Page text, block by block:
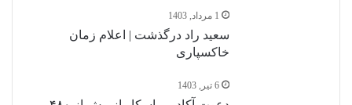
1 مرداد, 1403
سعید راد درگذشت | اعلام زمان
خاکسپاری
6 تیر, 1403